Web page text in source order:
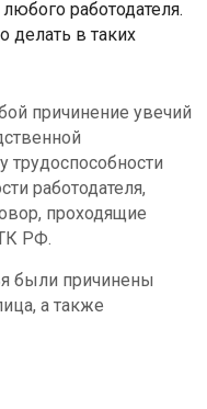
работодателя.
делать в таких
причинение увечий
трудоспособности
работодателя,
проходящие
РФ.
были причинены
а также